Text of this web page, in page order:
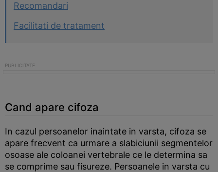
Recomandari
Facilitati de tratament
Cand apare cifoza
In cazul persoanelor inaintate in varsta, cifoza se
apare frecvent ca urmare a slabiciunii segmentelor
osoase ale coloanei vertebrale ce le determina sa
se comprime sau fisureze. Persoanele in varsta cu